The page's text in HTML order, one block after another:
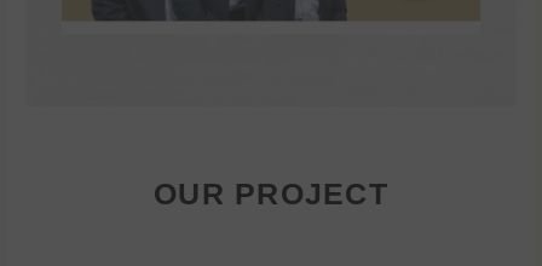
OUR PROJECT